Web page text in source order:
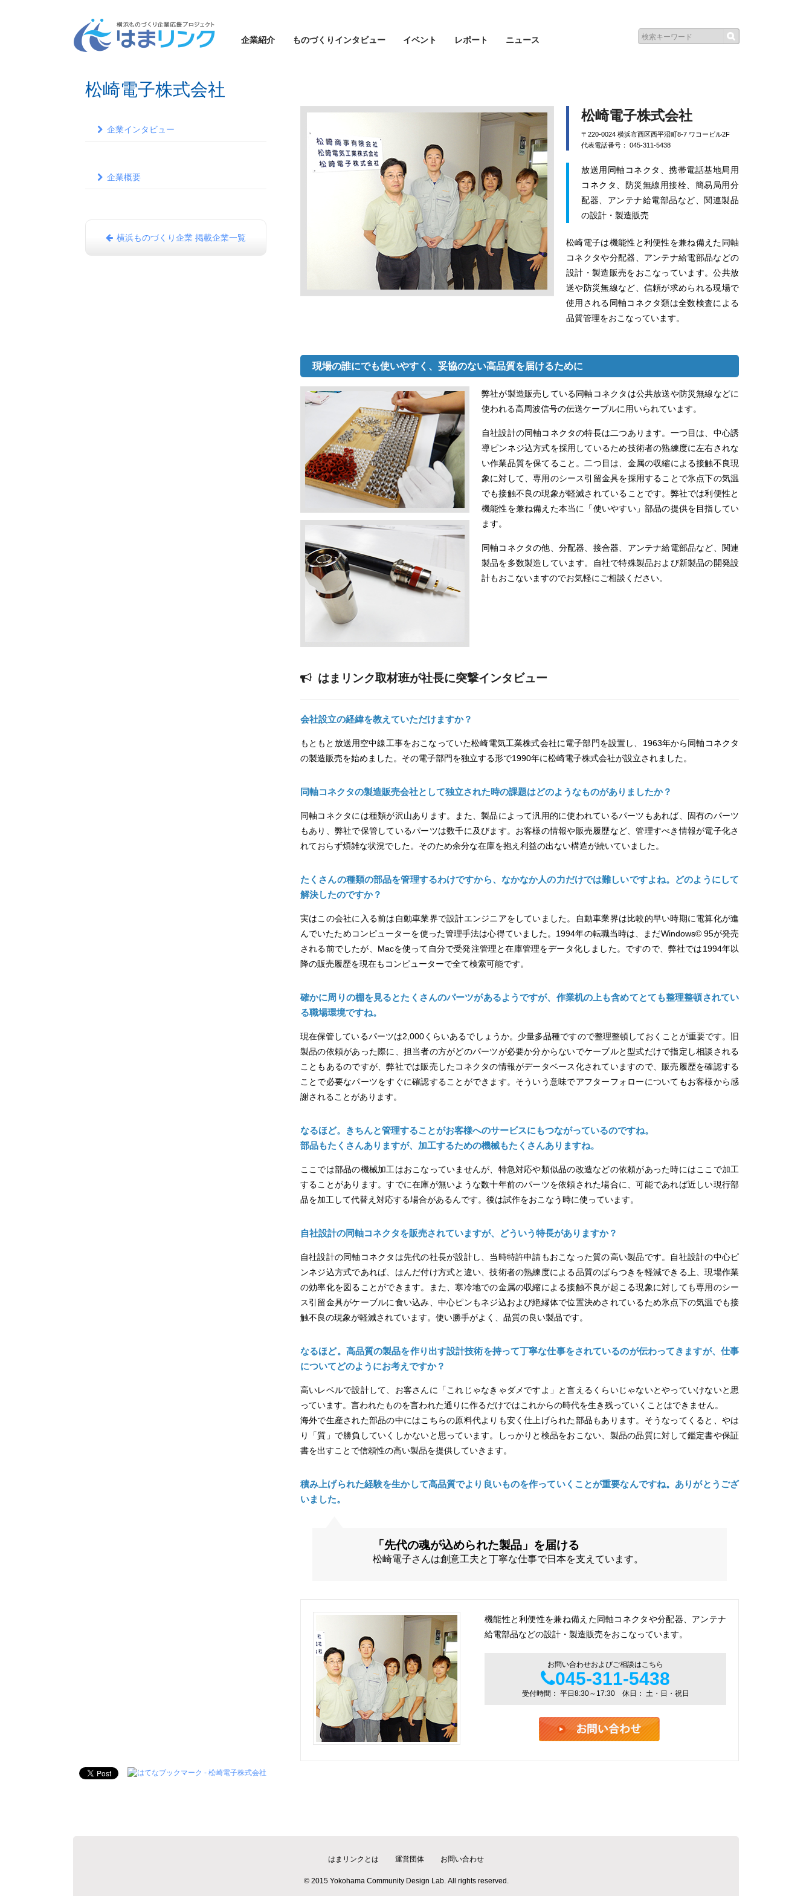
企業紹介 ものづくりインタビュー イベント レポート ニュース
松崎電子株式会社
松崎電子株式会社
〒220-0024 横浜市西区西平沼町8-7 ワコービル2F
代表電話番号： 045-311-5438
放送用同軸コネクタ、携帯電話基地局用
コネクタ、防災無線用接栓、簡易局用分
配器、アンテナ給電部品など、関連製品
の設計・製造販売
松崎電子は機能性と利便性を兼ね備えた同軸
コネクタや分配器、アンテナ給電部品などの
設計・製造販売をおこなっています。公共放
送や防災無線など、信頼が求められる現場で
使用される同軸コネクタ類は全数検査による
品質管理をおこなっています。
現場の誰にでも使いやすく、妥協のない高品質を届けるために
弊社が製造販売している同軸コネクタは公共放送や防災無線などに
使われる高周波信号の伝送ケーブルに用いられています。
自社設計の同軸コネクタの特長は二つあります。一つ目は、中心誘
導ピンネジ込方式を採用しているため技術者の熟練度に左右されな
い作業品質を保てること。二つ目は、金属の収縮による接触不良現
象に対して、専用のシース引留金具を採用することで氷点下の気温
でも接触不良の現象が軽減されていることです。弊社では利便性と
機能性を兼ね備えた本当に「使いやすい」部品の提供を目指してい
ます。
同軸コネクタの他、分配器、接合器、アンテナ給電部品など、関連
製品を多数製造しています。自社で特殊製品および新製品の開発設
計もおこないますのでお気軽にご相談ください。
はまリンク取材班が社長に突撃インタビュー
会社設立の経緯を教えていただけますか？
もともと放送用空中線工事をおこなっていた松崎電気工業株式会社に電子部門を設置し、1963年から同軸コネクタ
の製造販売を始めました。その電子部門を独立する形で1990年に松崎電子株式会社が設立されました。
同軸コネクタの製造販売会社として独立された時の課題はどのようなものがありましたか？
同軸コネクタには種類が沢山あります。また、製品によって汎用的に使われているパーツもあれば、固有のパーツ
もあり、弊社で保管しているパーツは数千に及びます。お客様の情報や販売履歴など、管理すべき情報が電子化さ
れておらず煩雑な状況でした。そのため余分な在庫を抱え利益の出ない構造が続いていました。
たくさんの種類の部品を管理するわけですから、なかなか人の力だけでは難しいですよね。どのようにして
解決したのですか？
実はこの会社に入る前は自動車業界で設計エンジニアをしていました。自動車業界は比較的早い時期に電算化が進
んでいたためコンピューターを使った管理手法は心得ていました。1994年の転職当時は、まだWindows© 95が発売
される前でしたが、Macを使って自分で受発注管理と在庫管理をデータ化しました。ですので、弊社では1994年以
降の販売履歴を現在もコンピューターで全て検索可能です。
確かに周りの棚を見るとたくさんのパーツがあるようですが、作業机の上も含めてとても整理整頓されてい
る職場環境ですね。
現在保管しているパーツは2,000くらいあるでしょうか。少量多品種ですので整理整頓しておくことが重要です。旧
製品の依頼があった際に、担当者の方がどのパーツが必要か分からないでケーブルと型式だけで指定し相談される
こともあるのですが、弊社では販売したコネクタの情報がデータベース化されていますので、販売履歴を確認する
ことで必要なパーツをすぐに確認することができます。そういう意味でアフターフォローについてもお客様から感
謝されることがあります。
なるほど。きちんと管理することがお客様へのサービスにもつながっているのですね。
部品もたくさんありますが、加工するための機械もたくさんありますね。
ここでは部品の機械加工はおこなっていませんが、特急対応や類似品の改造などの依頼があった時にはここで加工
することがあります。すでに在庫が無いような数十年前のパーツを依頼された場合に、可能であれば近しい現行部
品を加工して代替え対応する場合があるんです。後は試作をおこなう時に使っています。
自社設計の同軸コネクタを販売されていますが、どういう特長がありますか？
自社設計の同軸コネクタは先代の社長が設計し、当時特許申請もおこなった質の高い製品です。自社設計の中心ピ
ンネジ込方式であれば、はんだ付け方式と違い、技術者の熟練度による品質のばらつきを軽減できる上、現場作業
の効率化を図ることができます。また、寒冷地での金属の収縮による接触不良が起こる現象に対しても専用のシー
ス引留金具がケーブルに食い込み、中心ピンもネジ込および絶縁体で位置決めされているため氷点下の気温でも接
触不良の現象が軽減されています。使い勝手がよく、品質の良い製品です。
なるほど。高品質の製品を作り出す設計技術を持って丁寧な仕事をされているのが伝わってきますが、仕事
についてどのようにお考えですか？
高いレベルで設計して、お客さんに「これじゃなきゃダメですよ」と言えるくらいじゃないとやっていけないと思
っています。言われたものを言われた通りに作るだけではこれからの時代を生き残っていくことはできません。
海外で生産された部品の中にはこちらの原料代よりも安く仕上げられた部品もあります。そうなってくると、やは
り「質」で勝負していくしかないと思っています。しっかりと検品をおこない、製品の品質に対して鑑定書や保証
書を出すことで信頼性の高い製品を提供していきます。
積み上げられた経験を生かして高品質でより良いものを作っていくことが重要なんですね。ありがとうござ
いました。
「先代の魂が込められた製品」を届ける
松崎電子さんは創意工夫と丁寧な仕事で日本を支えています。
機能性と利便性を兼ね備えた同軸コネクタや分配器、アンテナ
給電部品などの設計・製造販売をおこなっています。
お問い合わせおよびご相談はこちら
045-311-5438
受付時間： 平日8:30～17:30 休日： 土・日・祝日
企業インタビュー
企業概要
横浜ものづくり企業 掲載企業一覧
はまリンクとは 運営団体 お問い合わせ
© 2015 Yokohama Community Design Lab. All rights reserved.